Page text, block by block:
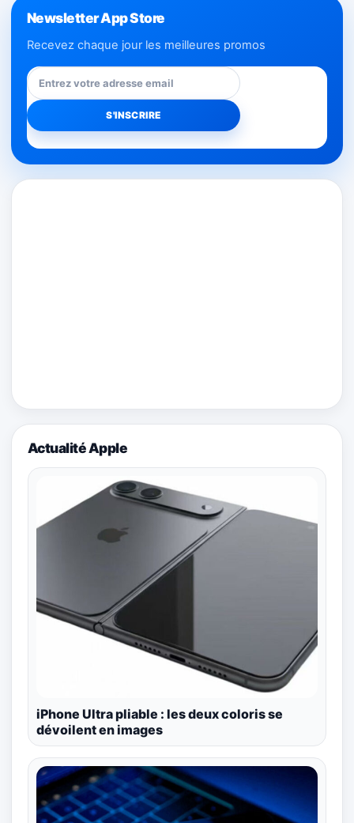
Newsletter App Store
Recevez chaque jour les meilleures promos
Actualité Apple
iPhone Ultra pliable : les deux coloris se
dévoilent en images